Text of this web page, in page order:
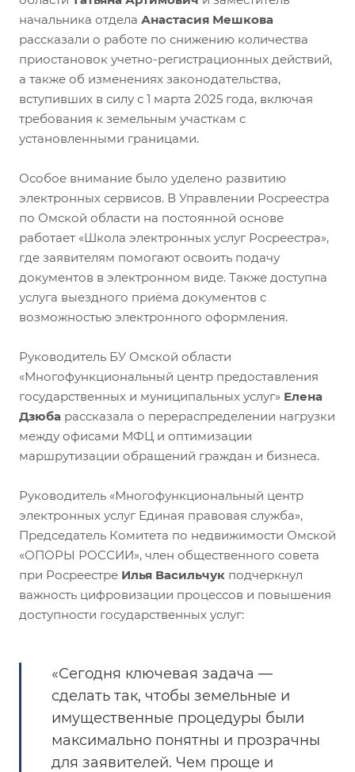
начальника отдела Анастасия Мешкова
рассказали о работе по снижению количества
приостановок учетно-регистрационных действий,
а также об изменениях законодательства,
вступивших в силу с 1 марта 2025 года, включая
требования к земельным участкам с
установленными границами.
Особое внимание было уделено развитию
электронных сервисов. В Управлении Росреестра
по Омской области на постоянной основе
работает «Школа электронных услуг Росреестра»,
где заявителям помогают освоить подачу
документов в электронном виде. Также доступна
услуга выездного приёма документов с
возможностью электронного оформления.
Руководитель БУ Омской области
«Многофункциональный центр предоставления
государственных и муниципальных услуг» Елена
Дзюба рассказала о перераспределении нагрузки
между офисами МФЦ и оптимизации
маршрутизации обращений граждан и бизнеса.
Руководитель «Многофункциональный центр
электронных услуг Единая правовая служба»,
Председатель Комитета по недвижимости Омской
«ОПОРЫ РОССИИ», член общественного совета
при Росреестре Илья Васильчук подчеркнул
важность цифровизации процессов и повышения
доступности государственных услуг:
«Сегодня ключевая задача —
сделать так, чтобы земельные и
имущественные процедуры были
максимально понятны и прозрачны
для заявителей. Чем проще и